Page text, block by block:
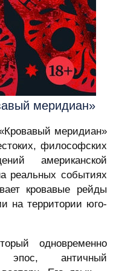
меридиан»
меридиан»
философских
американской
реальных событиях
кровавые рейды
на территории юго-
одновременно
эпос, античный